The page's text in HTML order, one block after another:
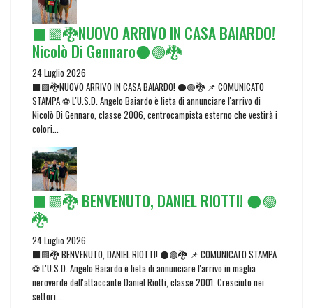
⬛🟩🐉NUOVO ARRIVO IN CASA BAIARDO!
Nicolò Di Gennaro⚫🟢🐉
24 Luglio 2026
⬛🟩🐉NUOVO ARRIVO IN CASA BAIARDO! ⚫🟢🐉 📌 COMUNICATO
STAMPA ⚽ L'U.S.D. Angelo Baiardo è lieta di annunciare l'arrivo di
Nicolò Di Gennaro, classe 2006, centrocampista esterno che vestirà i
colori...
⬛🟩🐉 BENVENUTO, DANIEL RIOTTI! ⚫🟢
🐉
24 Luglio 2026
⬛🟩🐉 BENVENUTO, DANIEL RIOTTI! ⚫🟢🐉 📌 COMUNICATO STAMPA
⚽ L'U.S.D. Angelo Baiardo è lieta di annunciare l'arrivo in maglia
neroverde dell'attaccante Daniel Riotti, classe 2001. Cresciuto nei
settori...